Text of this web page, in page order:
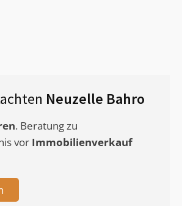
Neuzelle Bahro
. Beratung zu
vor Immobilienverkauf